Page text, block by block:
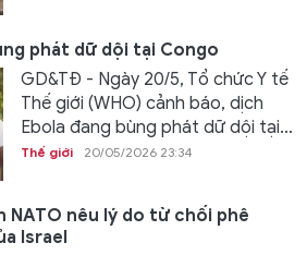
phát dữ dội tại Congo
GD&TĐ - Ngày 20/5, Tổ chức Y tế
Thế giới (WHO) cảnh báo, dịch
Ebola đang bùng phát dữ dội tại...
Thế giới 20/05/2026 23:34
NATO nêu lý do từ chối phê
Israel